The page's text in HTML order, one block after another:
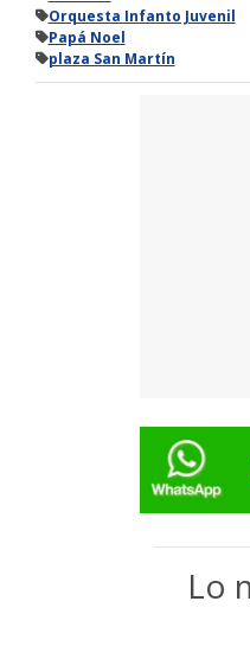
Orquesta Infanto Juvenil
Papá Noel
plaza San Martín
Lo